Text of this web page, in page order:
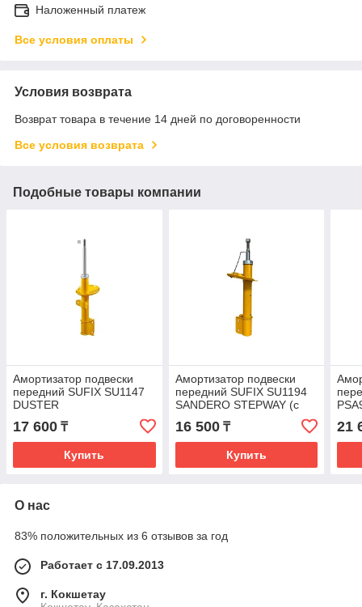
Наложенный платеж
Все условия оплаты
Условия возврата
Возврат товара в течение 14 дней по договоренности
Все условия возврата
Подобные товары компании
Амортизатор подвески
передний SUFIX SU1147
DUSTER
17 600 ₸
Купить
Амортизатор подвески
передний SUFIX SU1194
SANDERO STEPWAY (с
16 500₸
Купить
21
О нас
83% положительных из 6 отзывов за год
Работает с 17.09.2013
г. Кокшетау